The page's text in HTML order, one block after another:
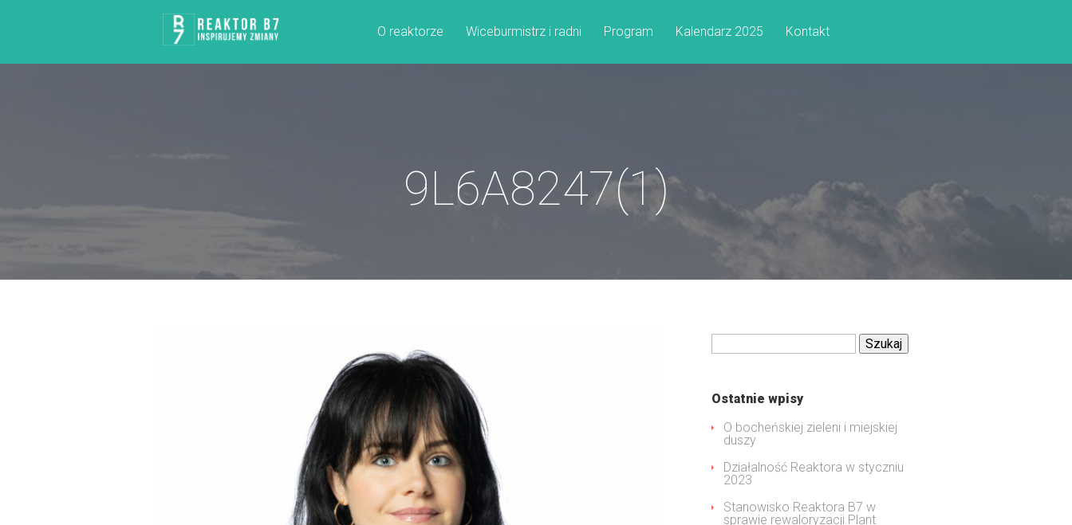
O reaktorze Wiceburmistrz i radni Program Kalendarz 2025 Kontakt
9L6A8247(1)
Szukaj:
Ostatnie wpisy
O bocheńskiej zieleni i miejskiej
duszy
Działalność Reaktora w styczniu
2023
Stanowisko Reaktora B7 w
sprawie rewaloryzacji Plant